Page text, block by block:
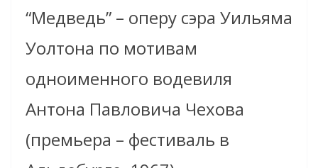
“Медведь” – оперу сэра Уильяма
Уолтона по мотивам
одноименного водевиля
Антона Павловича Чехова
(премьера – фестиваль в